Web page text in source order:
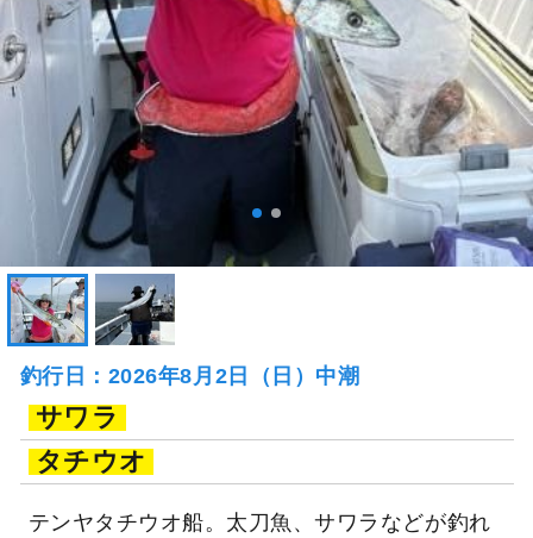
釣行日：2026年8月2日（日）中潮
サワラ
タチウオ
テンヤタチウオ船。太刀魚、サワラなどが釣れ